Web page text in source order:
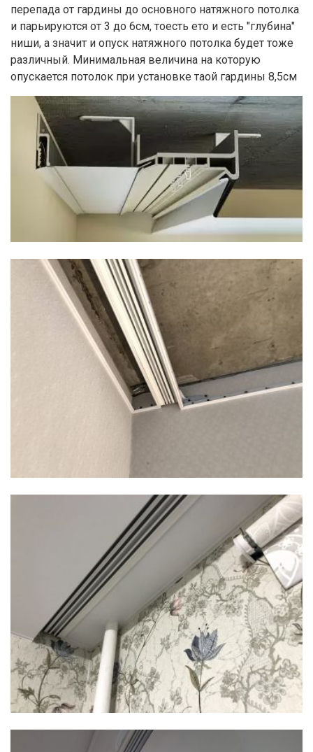
перепада от гардины до основного натяжного потолка
и парьируются от 3 до 6см, тоесть ето и есть "глубина"
ниши, а значит и опуск натяжного потолка будет тоже
различный. Минимальная величина на которую
опускается потолок при установке таой гардины 8,5см